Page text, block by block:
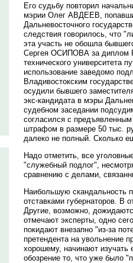
Его судьбу повторил
мэрии Олег АВДЕЕВ,
Дальневосточного
следствия говорилось, что
эта участь не обошла
Сергея ОСИПОВА за диплом
технического университета
использование заведомо
Владивостокским
осудили бывшего
экс-кандидата в мэры
судебном заседании
согласился с
штрафом в размере 50 тыс.
далеко не полный. Сколько
Надо отметить, все
"служебный подлог",
сравнению с делами,
Наибольшую скандальность
отставками губернаторов. В
Другие, возможно,
отмечают эксперты, одно
покидают внезапно "из-за
претендента на увольнение
хорошему, начинают изучать
обозрение то, что уже было